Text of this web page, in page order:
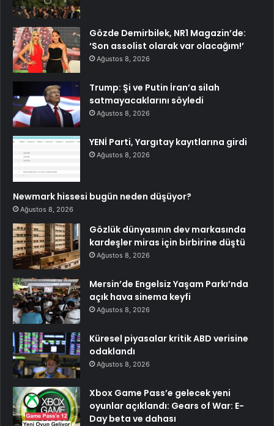
Gözde Demirbilek, NR1 Magazin’de:
‘Son assolist olarak var olacağım!’
Ağustos 8, 2026
Trump: Şi ve Putin İran’a silah
satmayacaklarını söyledi
Ağustos 8, 2026
YENİ Parti, Yargıtay kayıtlarına girdi
Ağustos 8, 2026
Newmark hissesi bugün neden düşüyor?
Ağustos 8, 2026
Gözlük dünyasının dev markasında
kardeşler miras için birbirine düştü
Ağustos 8, 2026
Mersin’de Engelsiz Yaşam Parkı’nda
açık hava sinema keyfi
Ağustos 8, 2026
Küresel piyasalar kritik ABD verisine
odaklandı
Ağustos 8, 2026
Xbox Game Pass’e gelecek yeni
oyunlar açıklandı: Gears of War: E-
Day beta ve dahası